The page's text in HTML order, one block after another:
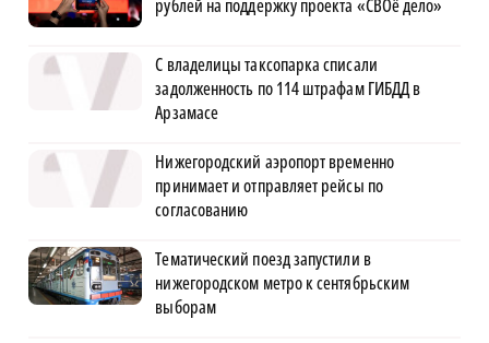
рублей на поддержку проекта «СВОё дело»
С владелицы таксопарка списали
задолженность по 114 штрафам ГИБДД в
Арзамасе
Нижегородский аэропорт временно
принимает и отправляет рейсы по
согласованию
Тематический поезд запустили в
нижегородском метро к сентябрьским
выборам